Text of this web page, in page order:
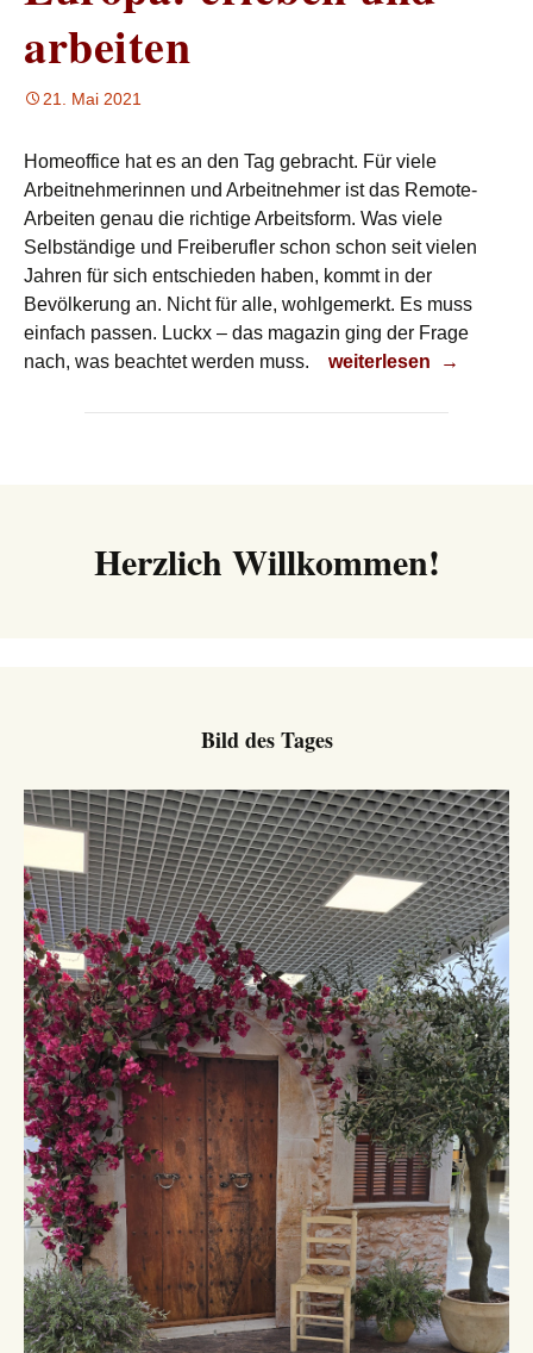
arbeiten
21. Mai 2021
Homeoffice hat es an den Tag gebracht. Für viele
Arbeitnehmerinnen und Arbeitnehmer ist das Remote-
Arbeiten genau die richtige Arbeitsform. Was viele
Selbständige und Freiberufler schon schon seit vielen
Jahren für sich entschieden haben, kommt in der
Bevölkerung an. Nicht für alle, wohlgemerkt. Es muss
einfach passen. Luckx – das magazin ging der Frage
nach, was beachtet werden muss.
Europa: erleben und
weiterlesen →
Herzlich Willkommen!
Bild des Tages